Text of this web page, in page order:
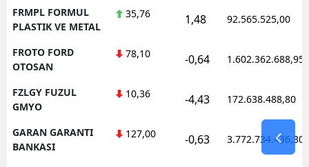
FRMPL FORMUL
PLASTIK VE METAL
35,76 1,48 92.565.525,00
FROTO FORD
OTOSAN
78,10 -0,64 1.602.362.688,95
FZLGY FUZUL
GMYO
10,36 -4,43 172.638.488,80
GARAN GARANTI
BANKASI
127,00 -0,63 3.772.734.436,30